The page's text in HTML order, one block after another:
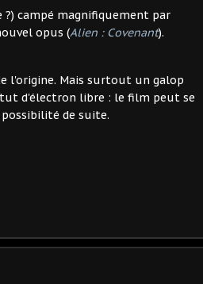
?) campé magnifiquement par
opus (Alien : Covenant).
l'origine. Mais surtout un galop
d'électron libre : le film peut se
de suite.